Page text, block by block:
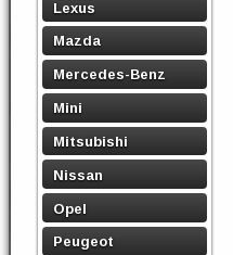
Lexus
Mazda
Mercedes-Benz
Mini
Mitsubishi
Nissan
Opel
Peugeot